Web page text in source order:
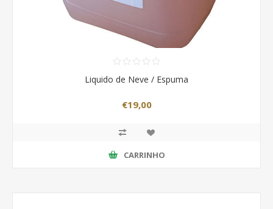
Liquido de Neve / Espuma
€19,00
CARRINHO